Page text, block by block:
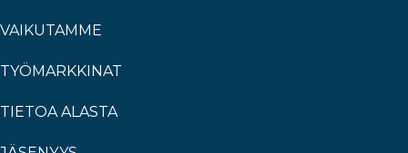
VAIKUTAMME
TYÖMARKKINAT
TIETOA ALASTA